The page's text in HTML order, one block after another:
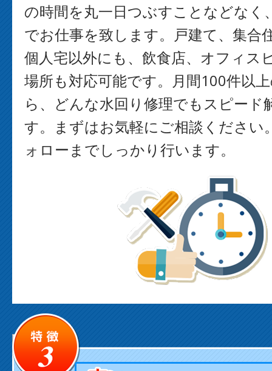
の時間を丸一日つぶすことなどなく
でお仕事を致します。戸建て、集合
個人宅以外にも、飲食店、オフィス
場所も対応可能です。月間100件以
ら、どんな水回り修理でもスピード
す。まずはお気軽にご相談ください
ォローまでしっかり行います。